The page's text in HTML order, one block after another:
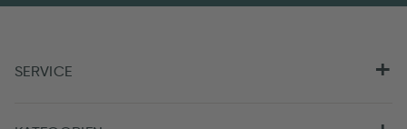
SERVICE